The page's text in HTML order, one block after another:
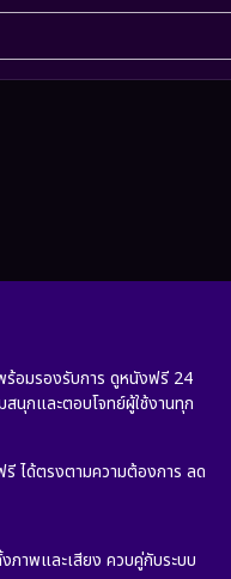
ร้อมรองรับการ ดูหนังฟรี 24
นุกและตอบโจทย์ผู้ใช้งานทุก
ได้ตรงตามความต้องการ ลด
าพและเสียง ควบคู่กับระบบ